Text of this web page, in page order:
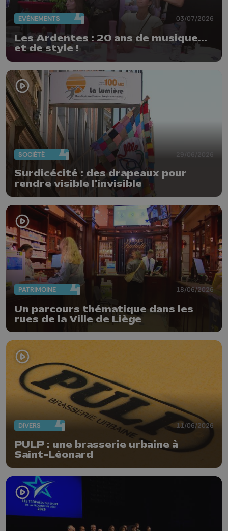
EVÈNEMENTS 03/07/2026
Les Ardentes : 20 ans de musique...
et de style !
SOCIÉTÉ 29/06/2026
Surdicécité : des drapeaux pour
rendre visible l'invisible
PATRIMOINE 18/06/2026
Un parcours thématique dans les
rues de la Ville de Liège
DIVERS 11/06/2026
PULP : une brasserie urbaine à
Saint-Léonard